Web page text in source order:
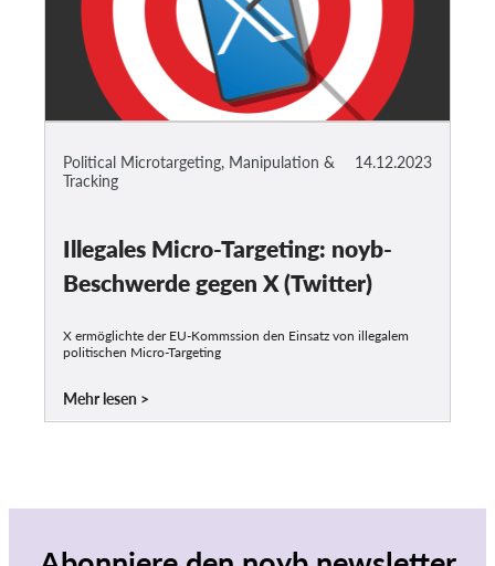
14.12.2023
Political Microtargeting, Manipulation &
Tracking
Illegales Micro-Targeting: noyb-
Beschwerde gegen X (Twitter)
X ermöglichte der EU-Kommssion den Einsatz von illegalem
politischen Micro-Targeting
Mehr lesen